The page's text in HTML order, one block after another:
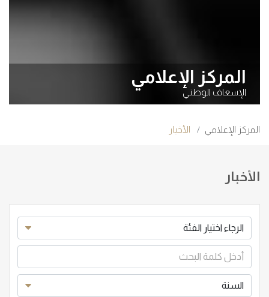
المركز الإعلامي
الإسعاف الوطني
المركز الإعلامي الأخبار
الأخبار